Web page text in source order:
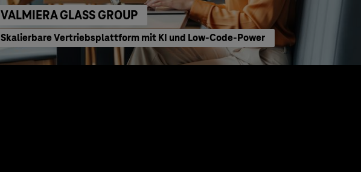
VALMIERA GLASS GROUP
Skalierbare Vertriebsplattform mit KI und Low-Code-Power